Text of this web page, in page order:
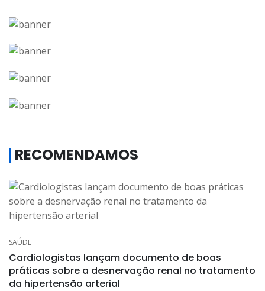
RECOMENDAMOS
SAÚDE
Cardiologistas lançam documento de boas
práticas sobre a desnervação renal no tratamento
da hipertensão arterial